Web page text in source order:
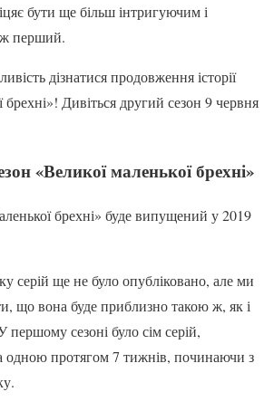
бути ще більш інтригуючим і
перший.
дізнатися продовження історії
брехні»! Дивіться другий сезон 9 червня
«Великої маленької брехні»
брехні» буде випущений у 2019
серій ще не було опубліковано, але ми
що вона буде приблизно такою ж, як і
сезоні було сім серій,
одною протягом 7 тижнів, починаючи з